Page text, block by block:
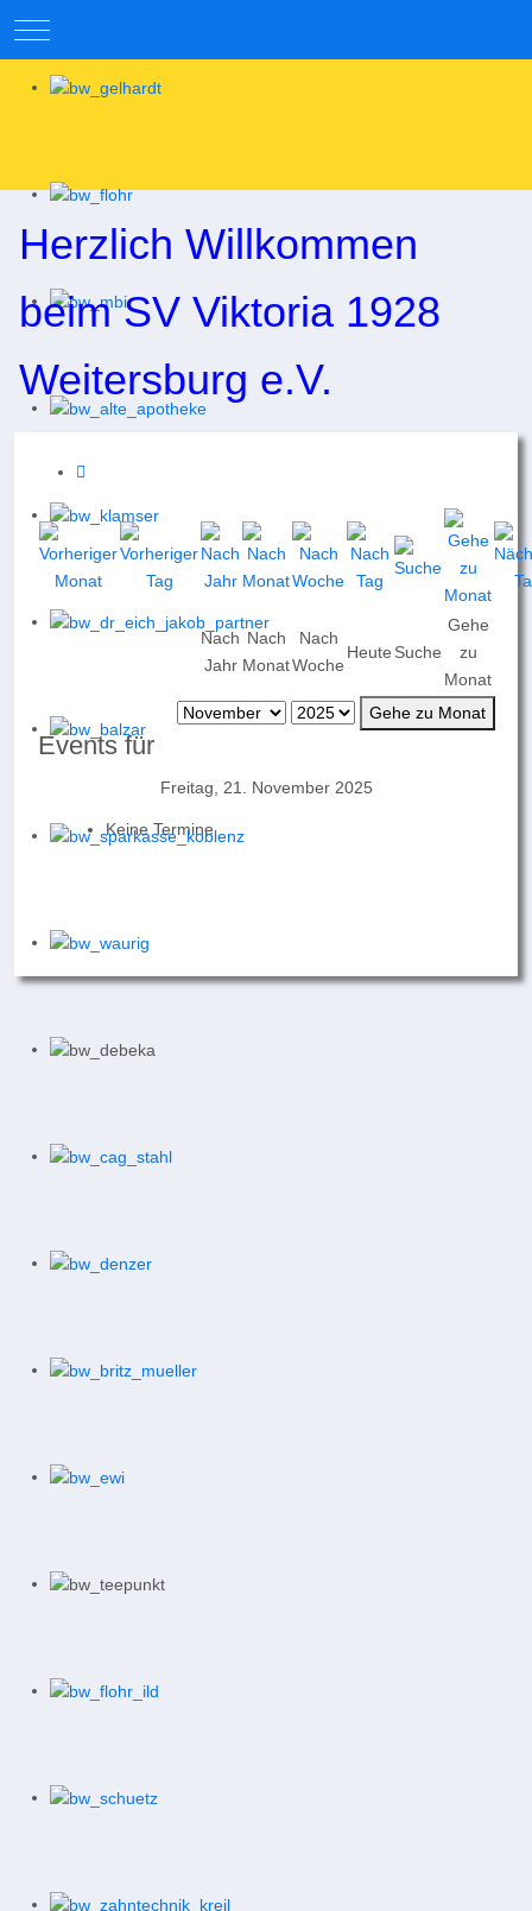
Mobile Menu Toggle
Herzlich Willkommen
beim SV Viktoria 1928
Weitersburg e.V.
Nach
Jahr
Nach
Monat
Nach
Woche
Heute Suche
Gehe
zu
Monat
Gehe zu Monat
Events für
Freitag, 21. November 2025
Keine Termine